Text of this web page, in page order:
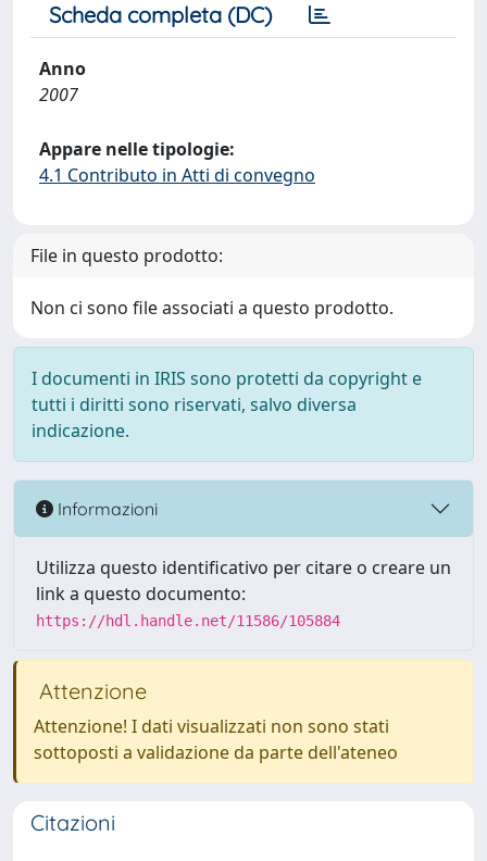
Scheda completa (DC)
Anno
2007
Appare nelle tipologie:
4.1 Contributo in Atti di convegno
File in questo prodotto:
Non ci sono file associati a questo prodotto.
I documenti in IRIS sono protetti da copyright e
tutti i diritti sono riservati, salvo diversa
indicazione.
Informazioni
Utilizza questo identificativo per citare o creare un
link a questo documento:
https://hdl.handle.net/11586/105884
Attenzione
Attenzione! I dati visualizzati non sono stati
sottoposti a validazione da parte dell'ateneo
Citazioni